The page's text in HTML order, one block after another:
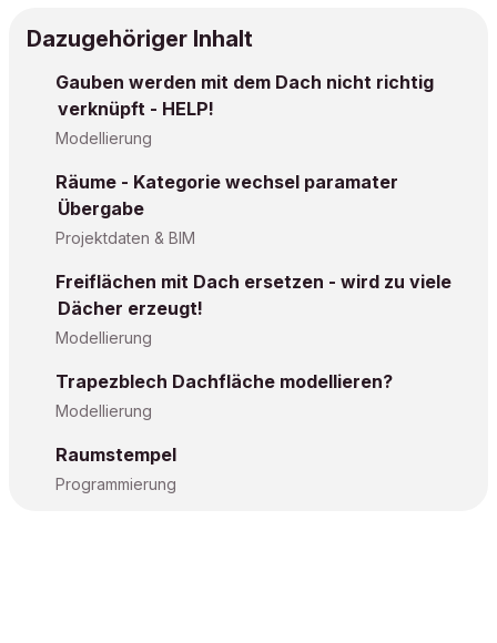
Dazugehöriger Inhalt
Gauben werden mit dem Dach nicht richtig
verknüpft - HELP!
Modellierung
Räume - Kategorie wechsel paramater
Übergabe
Projektdaten & BIM
Freiflächen mit Dach ersetzen - wird zu viele
Dächer erzeugt!
Modellierung
Trapezblech Dachfläche modellieren?
Modellierung
Raumstempel
Programmierung